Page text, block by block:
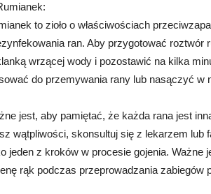
to zioło o właściwościach
ran. Aby przygotować roztwór
wrzącej wody i pozostawić na kilka
do przemywania rany lub nasączyć w
jest, aby pamiętać, że każda rana jest
wątpliwości, skonsultuj się z lekarzem lub
jeden z kroków w procesie gojenia. Ważne
rąk podczas przeprowadzania zabiegów